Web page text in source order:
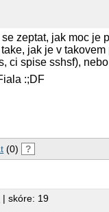
zeptat, jak moc je
jak je v
ci spise sshsf),
:;DF
(0) ?
| skóre: 19